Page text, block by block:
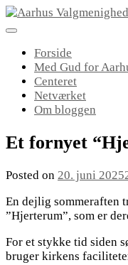
Skip
to
Forside
Med Gud for
Centeret
Netværket
Om bloggen
Et fornyet
Posted on 20. juni 2025
En dejlig sommeraften
”Hjerterum”, som er
For et stykke tid siden
bruger kirkens